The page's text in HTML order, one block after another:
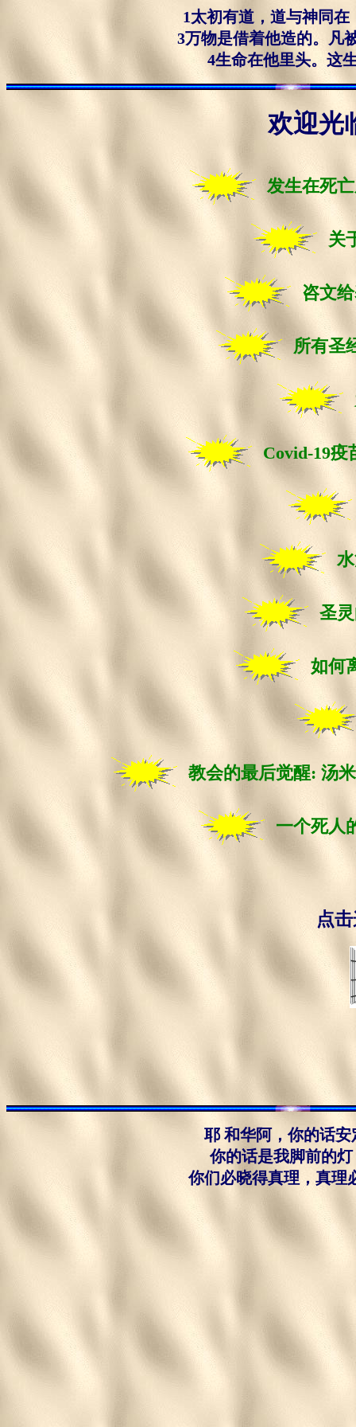
1太初有道，道与神同
3万物是借着他造的。凡
4生命在他里头。这
欢迎光
发生在死
关
咨文
所有圣
Covid-19疫
圣
如何
教会的最后觉醒: 汤
一个死人
点
耶 和华阿，你的话安
你的话是我脚前的
你们必晓得真理，真理